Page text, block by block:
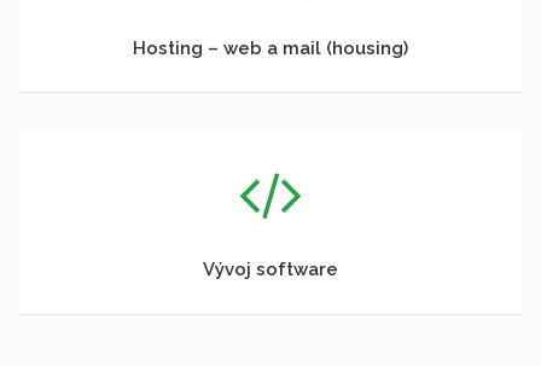
Hosting – web a mail (housing)
Vývoj software